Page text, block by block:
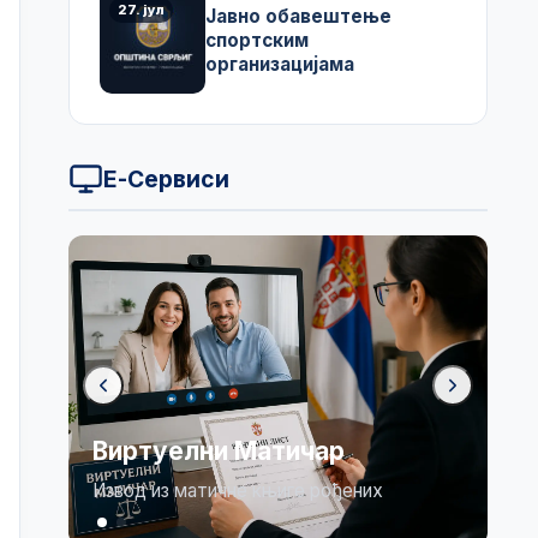
27. јул
Јавно обавештење
спортским
организацијама
Е-Сервиси
Виртуелни Матичар
Извод из матичне књиге рођених